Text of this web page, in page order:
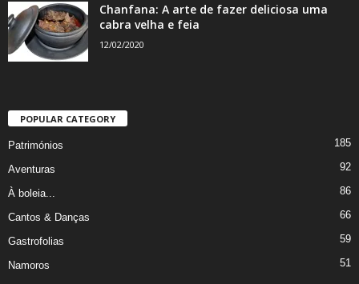
Chanfana: A arte de fazer deliciosa uma
cabra velha e feia
12/02/2020
POPULAR CATEGORY
Patrimónios 185
Aventuras 92
À boleia... 86
Cantos & Danças 66
Gastrofolias 59
Namoros 51